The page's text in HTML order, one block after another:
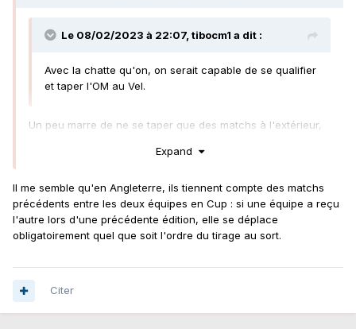
Le 08/02/2023 à 22:07, tibocm1 a dit :
Avec la chatte qu'on, on serait capable de se qualifier
et taper l'OM au Vel.
Un peu marre de ne se taper que des matchs à l'extérieur,
Expand
Il me semble qu'en Angleterre, ils tiennent compte des matchs
précédents entre les deux équipes en Cup : si une équipe a reçu
l'autre lors d'une précédente édition, elle se déplace
obligatoirement quel que soit l'ordre du tirage au sort.
Citer